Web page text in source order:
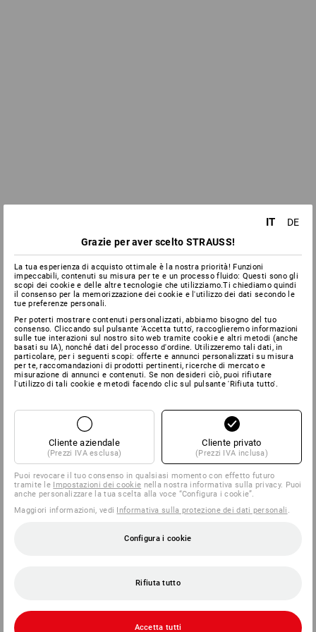
IT
DE
Grazie per aver scelto STRAUSS!
La tua esperienza di acquisto ottimale è la nostra priorità! Funzioni
impeccabili, contenuti su misura per te e un processo fluido: Questi sono gli
scopi dei cookie e delle altre tecnologie che utilizziamo.Ti chiediamo quindi
il consenso per la memorizzazione dei cookie e l'utilizzo dei dati secondo le
tue preferenze personali.
Per poterti mostrare contenuti personalizzati, abbiamo bisogno del tuo
consenso. Cliccando sul pulsante 'Accetta tutto', raccoglieremo informazioni
sulle tue interazioni sul nostro sito web tramite cookie e altri metodi (anche
basati su IA), nonché dati del processo d'ordine. Utilizzeremo tali dati, in
particolare, per i seguenti scopi: offerte e annunci personalizzati su misura
per te, raccomandazioni di prodotti pertinenti, ricerche di mercato e
misurazione di annunci e contenuti. Se non desideri ciò, puoi rifiutare
l'utilizzo di tali cookie e metodi facendo clic sul pulsante 'Rifiuta tutto'.
Cliente aziendale
(Prezzi IVA esclusa)
Cliente privato
(Prezzi IVA inclusa)
Puoi revocare il tuo consenso in qualsiasi momento con effetto futuro
tramite le Impostazioni dei cookie nella nostra informativa sulla privacy. Puoi
anche personalizzare la tua scelta alla voce “Configura i cookie”.
Maggiori informazioni, vedi Informativa sulla protezione dei dati personali .
Configura i cookie
Rifiuta tutto
Accetta tutti